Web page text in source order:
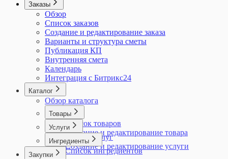
Заказы
Обзор
Список заказов
Создание и редактирование заказа
Варианты и структура сметы
Публикация КП
Внутренняя смета
Календарь
Интеграция с Битрикс24
Каталог
Обзор каталога
Товары
Список товаров
Создание и редактирование товара
Услуги
Список услуг
Создание и редактирование услуги
Ингредиенты
Список ингредиентов
Закупки